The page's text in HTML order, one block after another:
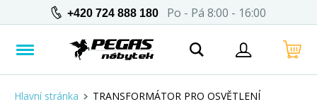
+420 724 888 180 Po - Pá 8:00 - 16:00
Hlavní stránka TRANSFORMÁTOR PRO OSVĚTLENÍ